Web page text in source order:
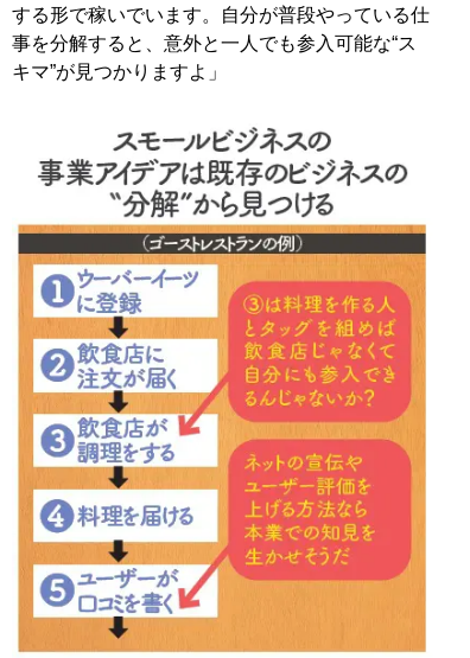
する形で稼いでいます。自分が普段やっている仕
事を分解すると、意外と一人でも参入可能な“ス
キマ”が見つかりますよ」